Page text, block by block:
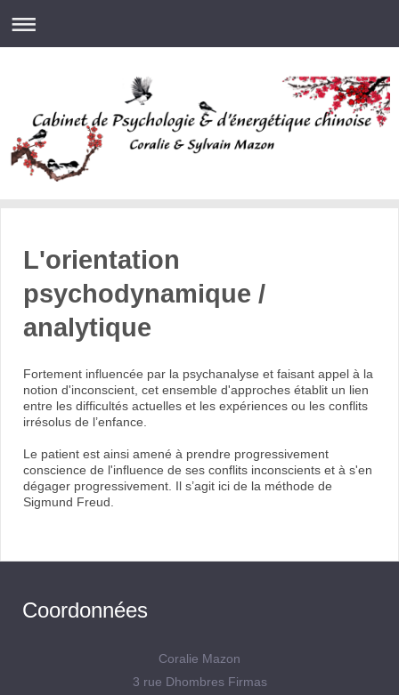
L'orientation
psychodynamique /
analytique
Fortement influencée par la psychanalyse et faisant appel à la
notion d'inconscient, cet ensemble d'approches établit un lien
entre les difficultés actuelles et les expériences ou les conflits
irrésolus de l’enfance.
Le patient est ainsi amené à prendre progressivement
conscience de l'influence de ses conflits inconscients et à s'en
dégager progressivement. Il s’agit ici de la méthode de
Sigmund Freud.
Coordonnées
Coralie Mazon
3 rue Dhombres Firmas